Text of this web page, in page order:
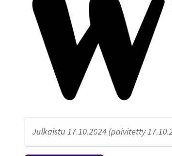
Julkaistu 17.10.2024 (päivitetty